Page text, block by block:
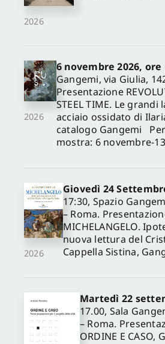
2026
2026
6 novembre 2026, ore
Gangemi, via Giulia,
Presentazione
STEEL TIME. Le
acciaio ossidato di
catalogo Gangemi
mostra: 6 novembre-
2026
Giovedì 24
17:30, Spazio
– Roma.
MICHELANGELO.
nuova lettura del
Cappella Sistina,
Martedì 22
17.00, Sala
– Roma.
ORDINE E